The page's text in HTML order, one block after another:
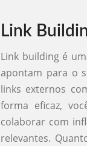
Link
Link building é
apontam para o
links externos
forma eficaz,
colaborar com
relevantes.